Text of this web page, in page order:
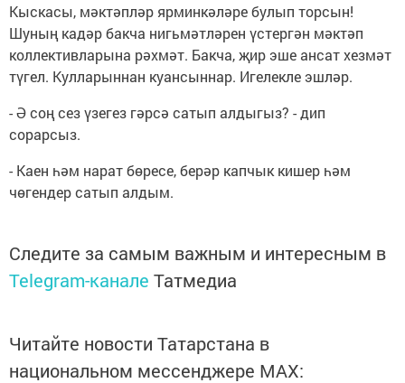
Кыскасы, мәктәпләр ярминкәләре булып торсын!
Шуның кадәр бакча нигьмәтләрен үстергән мәктәп
коллективларына рәхмәт. Бакча, җир эше ансат хезмәт
түгел. Кулларыннан куансыннар. Игелекле эшләр.
- Ә соң сез үзегез гәрсә сатып алдыгыз? - дип
сорарсыз.
- Каен һәм нарат бөресе, берәр капчык кишер һәм
чөгендер сатып алдым.
Следите за самым важным и интересным в
Telegram-канале Татмедиа
Читайте новости Татарстана в
национальном мессенджере MАХ: